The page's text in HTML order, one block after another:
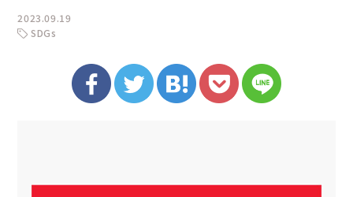
2023.09.19
SDGs